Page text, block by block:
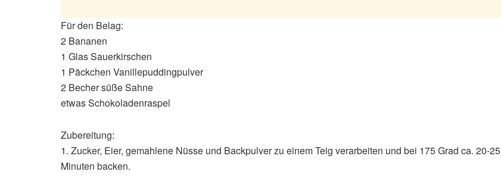
Für den Belag:
2 Bananen
1 Glas Sauerkirschen
1 Päckchen Vanillepuddingpulver
2 Becher süße Sahne
etwas Schokoladenraspel
Zubereitung:
1. Zucker, Eier, gemahlene Nüsse und Backpulver zu einem Teig verarbeiten und bei 175 Grad ca. 20-25
Minuten backen.